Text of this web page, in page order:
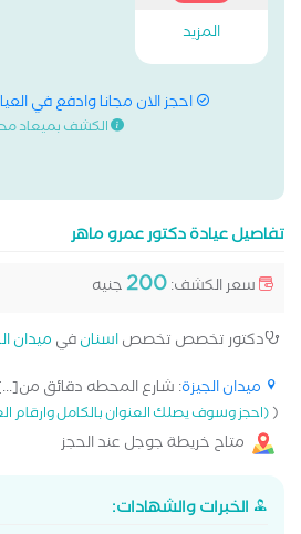
المزيد
احجز الان مجانا وادفع في
الكشف بميعاد
تفاصيل عيادة دكتور عمرو ماهر
سعر الكشف:200جنيه
دكتور تخصص تخصصاسنانفي ميدان
ميدان الجيزة: شارع المحطه دقائق
((احجز وسوف يصلك العنوان بالكامل وارقام
متاح خريطة جوجل عند الحجز
الخبرات والشهادات: